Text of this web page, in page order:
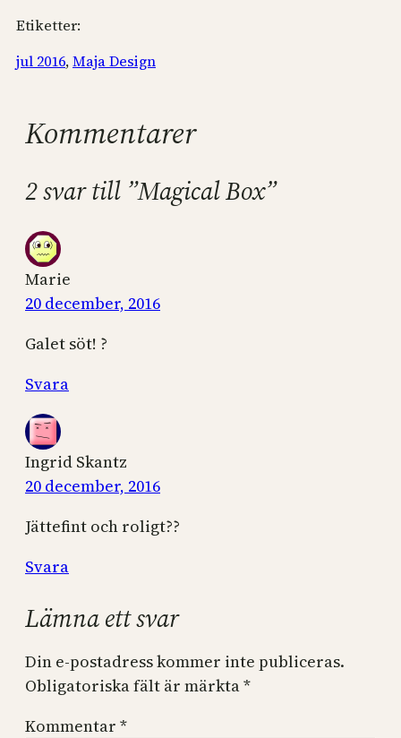
Etiketter:
jul 2016, Maja Design
Kommentarer
2 svar till ”Magical Box”
Marie
20 december, 2016
Galet söt! ?
Svara
Ingrid Skantz
20 december, 2016
Jättefint och roligt??
Svara
Lämna ett svar
Din e-postadress kommer inte publiceras.
Obligatoriska fält är märkta*
Kommentar *